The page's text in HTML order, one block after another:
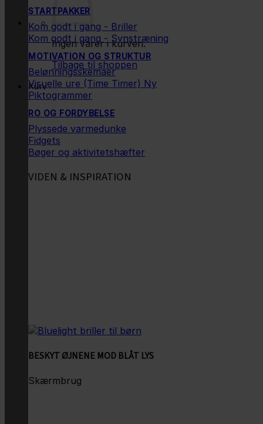
Ingen varer i kurven.
Tilbage til shoppen
Kurv
STARTPAKKER
Kom godt i gang - Briller
Kom godt i gang - Synstræning
MOTIVATION OG STRUKTUR
Belønningsskemaer
Visuelle ure (Time Timer)
Piktogrammer
RO OG FORDYBELSE
Plyssede varmedunke
Fidgets
Bøger og aktivitetshæfter
VIDEN & INSPIRATION
BESKYT ØJNENE MOD BLÅT LYS
Skærmbrug